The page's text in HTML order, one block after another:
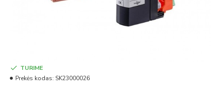
TURIME
Prekės kodas: SK23000026